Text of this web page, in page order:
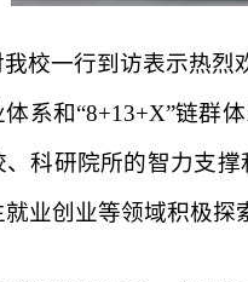
校一行到访表示热烈
系和“8+13+X”链群
、科研院所的智力支
业创业等领域积极探